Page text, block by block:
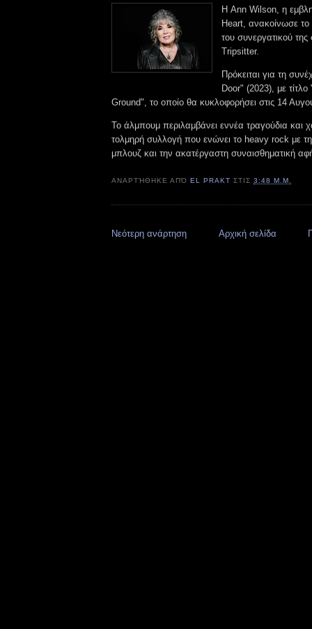
Η Ann Wilson, η
Heart, ανακοίνωσε
του συνεργατικού
Tripsitter.
Πρόκειται για τη
Door" (2023), με
Ground", το οποίο θα κυκλοφορήσει στις 14
Το άλμπουμ περιλαμβάνει εννέα τραγούδια και
τολμηρή συλλογή που ενώνει το heavy rock με
μπλουζ και την ακατέργαστη συναισθηματική
ΑΝΑΡΤΉΘΗΚΕ ΑΠΌEL PRAKT ΣΤΙΣ3:48 Μ.Μ.
Νεότερη ανάρτηση Αρχική σελίδα